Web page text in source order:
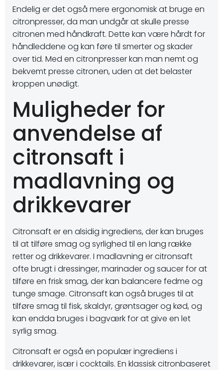
Endelig er det også mere ergonomisk at bruge en
citronpresser, da man undgår at skulle presse
citronen med håndkraft. Dette kan være hårdt for
håndleddene og kan føre til smerter og skader
over tid. Med en citronpresser kan man nemt og
bekvemt presse citronen, uden at det belaster
kroppen unødigt.
Muligheder for
anvendelse af
citronsaft i
madlavning og
drikkevarer
Citronsaft er en alsidig ingrediens, der kan bruges
til at tilføre smag og syrlighed til en lang række
retter og drikkevarer. I madlavning er citronsaft
ofte brugt i dressinger, marinader og saucer for at
tilføre en frisk smag, der kan balancere fedme og
tunge smage. Citronsaft kan også bruges til at
tilføre smag til fisk, skaldyr, grøntsager og kød, og
kan endda bruges i bagværk for at give en let
syrlig smag.
Citronsaft er også en populær ingrediens i
drikkevarer, især i cocktails. En klassisk citronbaseret